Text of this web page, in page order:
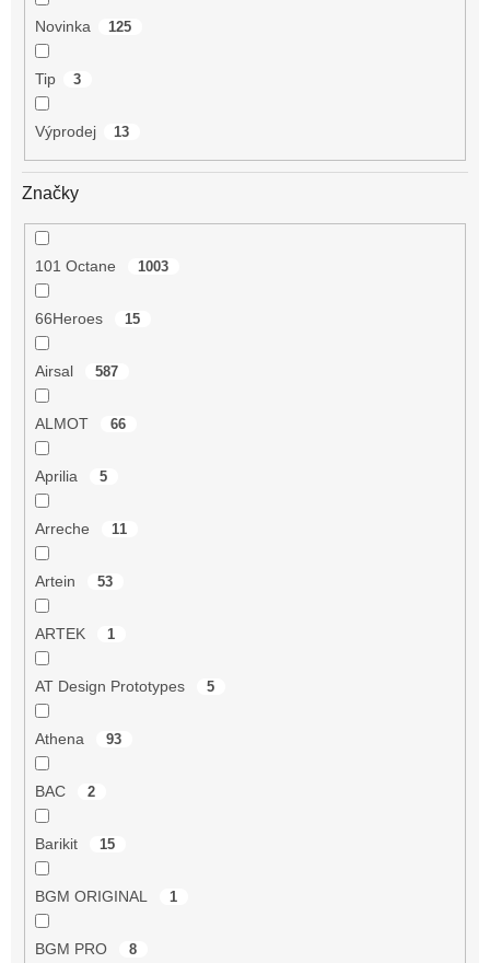
Novinka 125
Tip 3
Výprodej 13
Značky
101 Octane 1003
66Heroes 15
Airsal 587
ALMOT 66
Aprilia 5
Arreche 11
Artein 53
ARTEK 1
AT Design Prototypes 5
Athena 93
BAC 2
Barikit 15
BGM ORIGINAL 1
BGM PRO 8